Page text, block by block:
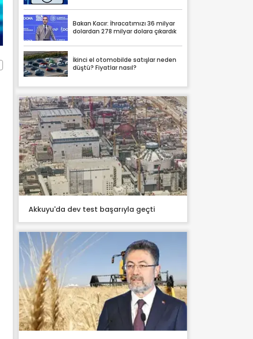
Bakan Kacır: İhracatımızı 36 milyar
dolardan 278 milyar dolara çıkardık
İkinci el otomobilde satışlar neden
düştü? Fiyatlar nasıl?
Akkuyu'da dev test başarıyla geçti